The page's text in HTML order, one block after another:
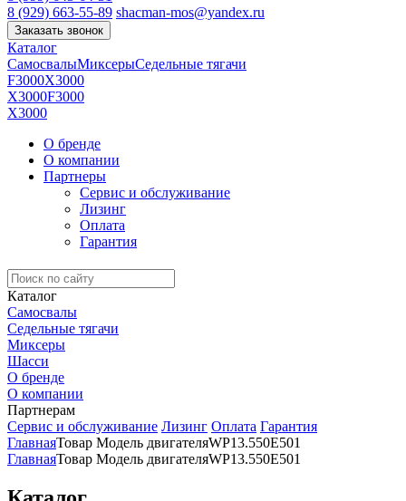
8 (929) 663-55-89 shacman-mos@yandex.ru
Заказать звонок
Каталог
СамосвалыМиксерыСедельные тягачи
F3000X3000
X3000F3000
X3000
О бренде
О компании
Партнеры
Сервис и обслуживание
Лизинг
Оплата
Гарантия
Каталог
Самосвалы
Седельные тягачи
Миксеры
Шасси
О бренде
О компании
Партнерам
Сервис и обслуживание Лизинг Оплата Гарантия
ГлавнаяТовар Модель двигателяWP13.550E501
ГлавнаяТовар Модель двигателяWP13.550E501